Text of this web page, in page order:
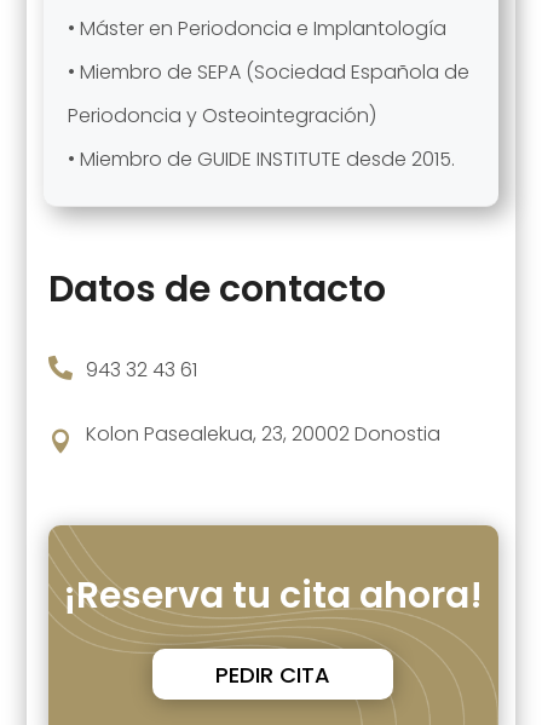
• Máster en Periodoncia e Implantología
• Miembro de SEPA (Sociedad Española de
Periodoncia y Osteointegración)
• Miembro de GUIDE INSTITUTE desde 2015.
Datos de contacto
 943 32 43 61
 Kolon Pasealekua, 23, 20002 Donostia
¡Reserva tu cita ahora!
PEDIR CITA